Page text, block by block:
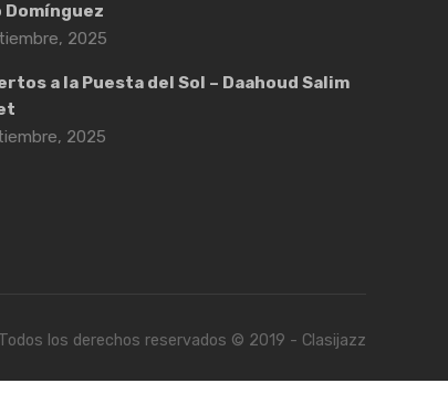
Domínguez
2025
a la Puesta del Sol – Daahoud Salim
2025
Todos los derechos reservados © 2019 - Clasijazz